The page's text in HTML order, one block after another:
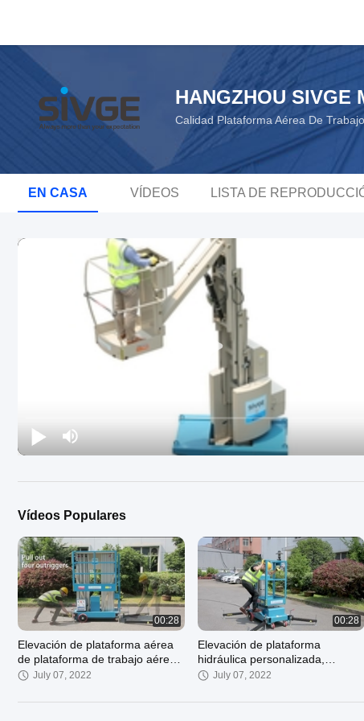
HANGZHOU SIVGE
Calidad Plataforma Aérea De
EN CASA VÍDEOS LISTA DE
Vídeos Populares
00:28
Elevación de plataforma aérea
de plataforma de trabajo aéreo
de elevación de hombre de
aluminio
July 07, 2022
00:28
Elevación de plataforma
hidráulica personalizada,
plataforma de elevación de
July 07, 2022